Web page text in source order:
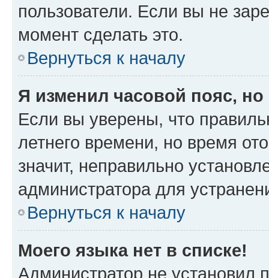
пользователи. Если вы не
момент сделать это.
Вернуться к началу
Я изменил часовой пояс,
Если вы уверены, что
летнего времени, но время
значит, неправильно
администратора для
Вернуться к началу
Моего языка нет в списке!
Администратор не установил